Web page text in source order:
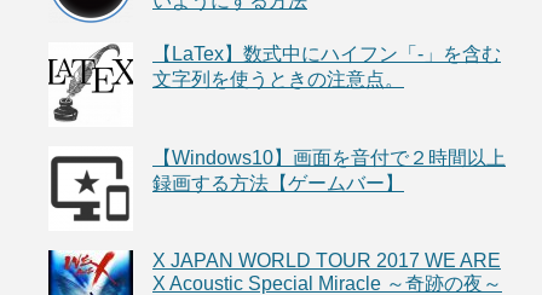
【LaTex】数式中にハイフン「-」を含む
文字列を使うときの注意点。
【Windows10】画面を音付で２時間以上
録画する方法【ゲームバー】
X JAPAN WORLD TOUR 2017 WE ARE
X Acoustic Special Miracle ～奇跡の夜～